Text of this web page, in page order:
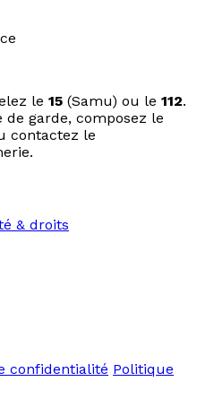
le 15 (Samu) ou le 112.
garde, composez le
contactez le
& droits
confidentialité Politique